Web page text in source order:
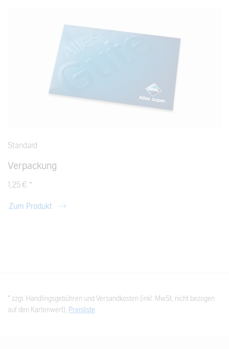
Standard
Verpackung
1,25 € *
Zum Produkt
* zzgl. Handlingsgebühren und Versandkosten (inkl. MwSt, nicht bezogen
auf den Kartenwert), Preisliste